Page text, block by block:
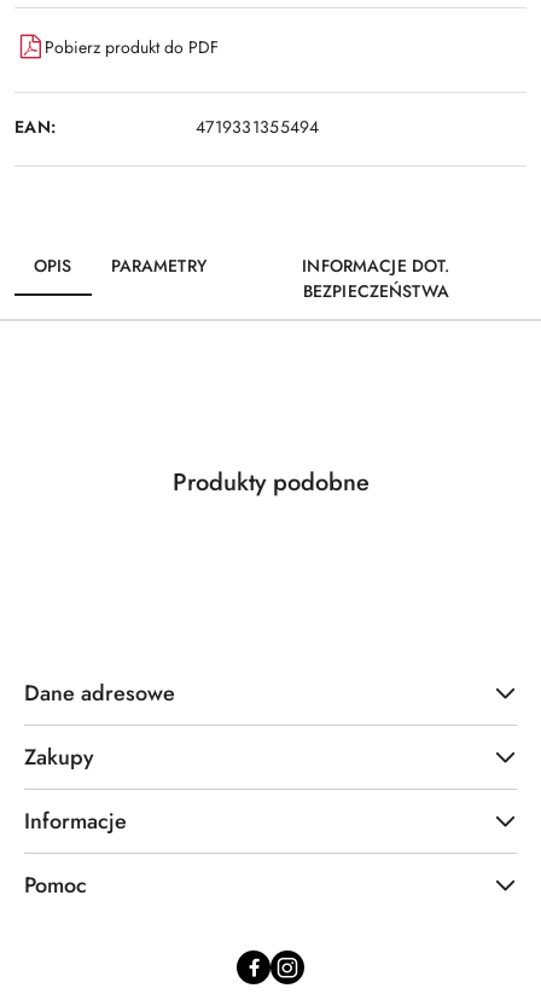
Pobierz produkt do PDF
EAN: 4719331355494
OPIS PARAMETRY
INFORMACJE DOT.
BEZPIECZEŃSTWA
Pomiń karuzelę produktów
Produkty
Produkty podobne
Dane adresowe
Zakupy
Informacje
Pomoc